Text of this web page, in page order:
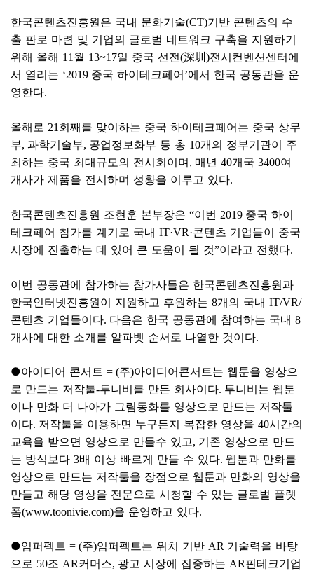
한국콘텐츠진흥원은 국내 문화기술(CT)기반 콘텐츠의 수
출 판로 마련 및 기업의 글로벌 네트워크 구축을 지원하기
위해 올해 11 월 13~17일 중국 선전(深圳 )전시컨벤션센터에
서 열리는 ‘2019 중국 하이테크페어’에서 한국 공동관을 운
영한다.
올해로 21 회째를 맞이하는 중국 하이테크페어는 중국 상무
부, 과학기술부, 공업정보화부 등 총 10개의 정부기관이 주
최하는 중국 최대규모의 전시회이며, 매년 40개국 3400여
개사가 제품을 전시하며 성황을 이루고 있다.
한국콘텐츠진흥원 조현훈 본부장은 “이번 2019 중국 하이
테크페어 참가를 계기로 국내 IT·VR·콘텐츠 기업들이 중국
시장에 진출하는 데 있어 큰 도움이 될 것”이라고 전했다.
이번 공동관에 참가하는 참가사들은 한국콘텐츠진흥원과
한국인터넷진흥원이 지원하고 후원하는 8개의 국내 IT/VR/
콘텐츠 기업들이다. 다음은 한국 공동관에 참여하는 국내 8
개사에 대한 소개를 알파벳 순서로 나열한 것이다.
●아이디어 콘서트 = (주)아이디어콘서트는 웹툰을 영상으
로 만드는 저작툴-투니비를 만든 회사이다. 투니비는 웹툰
이나 만화 더 나아가 그림동화를 영상으로 만드는 저작툴
이다. 저작툴을 이용하면 누구든지 복잡한 영상을 40시간의
교육을 받으면 영상으로 만들수 있고, 기존 영상으로 만드
는 방식보다 3배 이상 빠르게 만들 수 있다. 웹툰과 만화를
영상으로 만드는 저작툴을 장점으로 웹툰과 만화의 영상을
만들고 해당 영상을 전문으로 시청할 수 있는 글로벌 플랫
폼(www.toonivie.com)을 운영하고 있다.
●임퍼펙트 = (주)임퍼펙트는 위치 기반 AR 기술력을 바탕
으로 50조 AR커머스, 광고 시장에 집중하는 AR핀테크기업